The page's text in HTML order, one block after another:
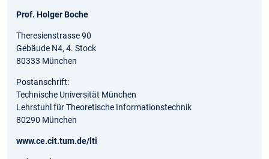
Prof. Holger Boche
Theresienstrasse 90
Gebäude N4, 4. Stock
80333 München
Postanschrift:
Technische Universität München
Lehrstuhl für Theoretische Informationstechnik
80290 München
www.ce.cit.tum.de/lti